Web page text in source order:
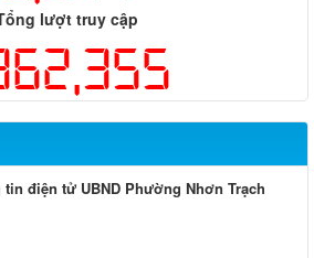
lượt truy cập
điện tử UBND Phường Nhơn Trạch